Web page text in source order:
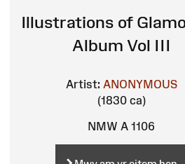
Illustrations of
Album Vol III
Artist: ANONYMOUS
(1830 ca)
NMW A 1106